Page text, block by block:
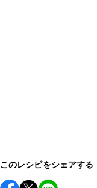
このレシピをシェアする